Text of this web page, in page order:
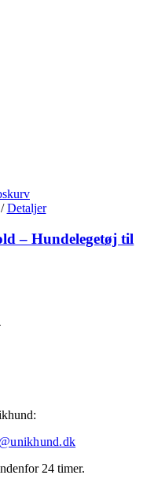
/ Detaljer
– Hundelegetøj til
24 timer.